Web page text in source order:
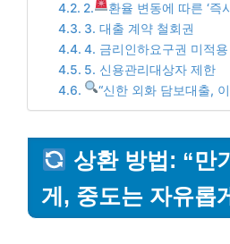
2.
환율 변동에 따른 ‘즉
3. 대출 계약 철회권
4. 금리인하요구권 미적용
5. 신용관리대상자 제한
“신한 외화 담보대출,
상환 방법: “만
게, 중도는 자유롭